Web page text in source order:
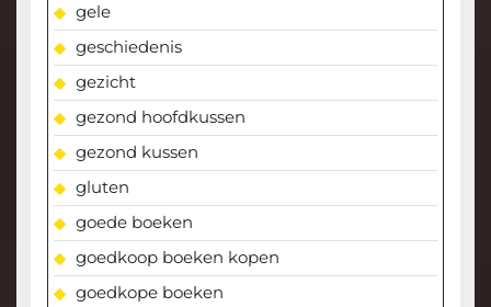
gele
geschiedenis
gezicht
gezond hoofdkussen
gezond kussen
gluten
goede boeken
goedkoop boeken kopen
goedkope boeken